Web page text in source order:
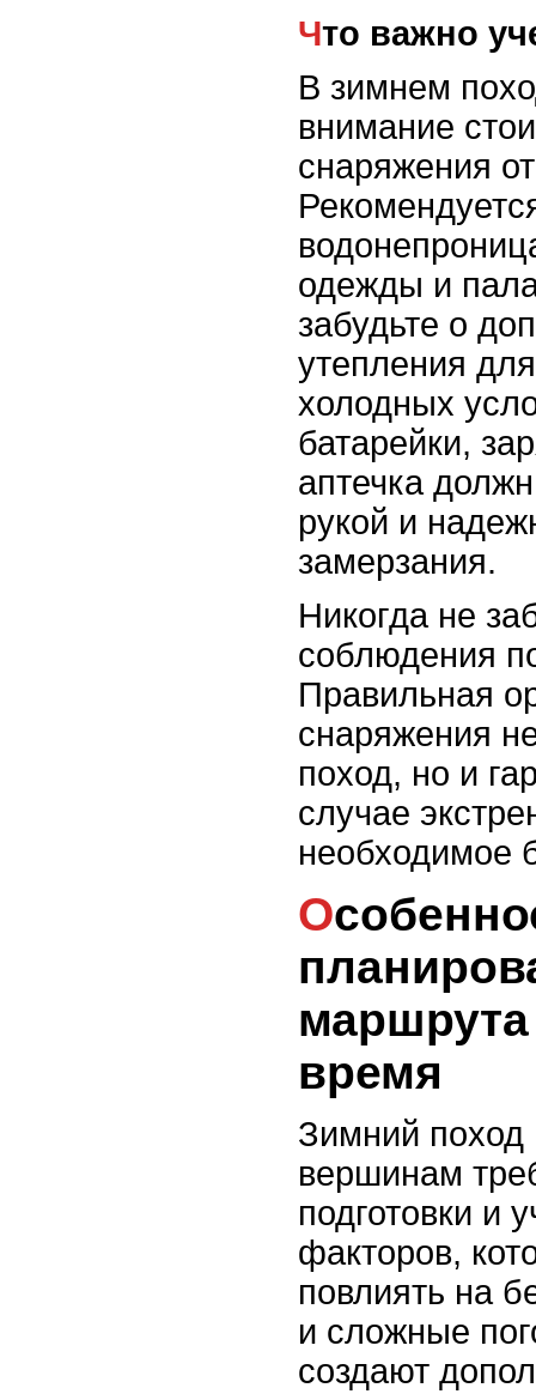
Что важно
В зимнем
внимание
снаряжения
одежды и
забудьте о
утепления
холодных
батарейки,
аптечка
рукой и
замерзания.
Никогда не
соблюдения
Правильная
снаряжения
поход, но и
случае
необходимое
Особенности
время
Зимний поход
вершинам
подготовки и
факторов,
повлиять на
и сложные
создают